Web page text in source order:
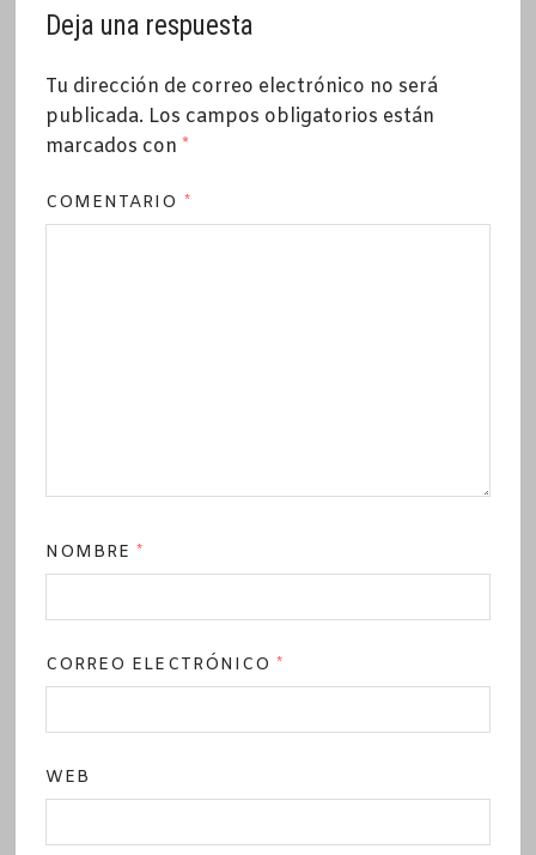
Deja una respuesta
Tu dirección de correo electrónico no será
publicada. Los campos obligatorios están
marcados con *
COMENTARIO *
NOMBRE*
CORREO ELECTRÓNICO*
WEB